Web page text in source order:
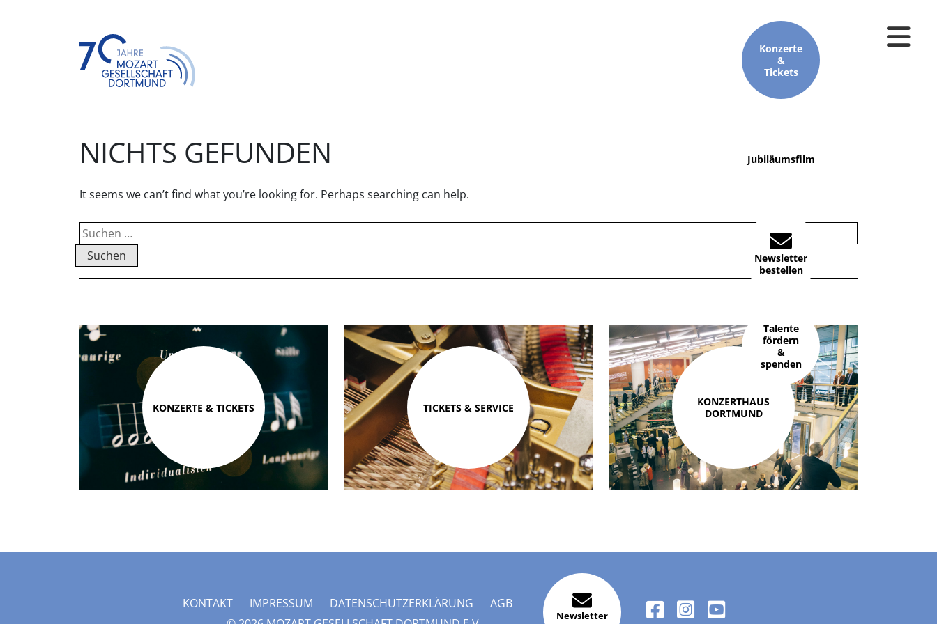
Konzerte
&
Tickets
Jubiläumsfilm
Newsletter
bestellen
Talente
fördern
&
spenden
NICHTS GEFUNDEN
It seems we can’t find what you’re looking for. Perhaps searching can help.
Suchen
nach:
KONZERTE & TICKETS TICKETS & SERVICE
KONZERTHAUS
DORTMUND
KONTAKT IMPRESSUM DATENSCHUTZERKLÄRUNG
AGB
Newsletter
FACEBOOKINSTAGRAM
YOUTUBE